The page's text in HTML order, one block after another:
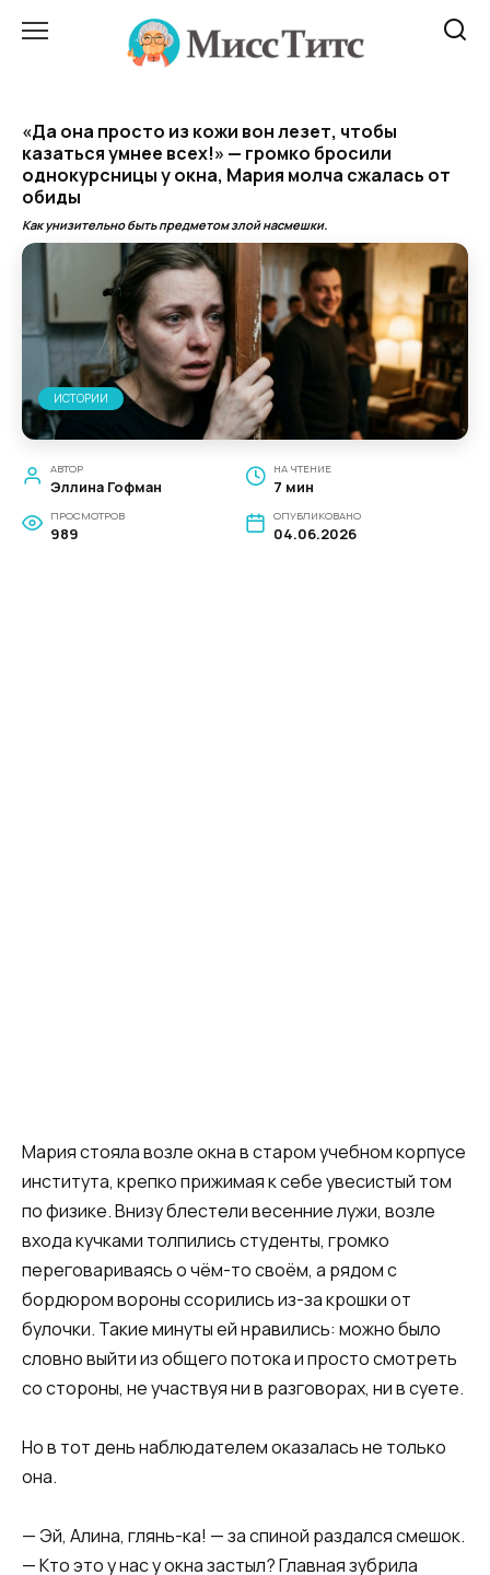
«Да она просто из кожи вон лезет, чтобы
казаться умнее всех!» — громко бросили
однокурсницы у окна, Мария молча сжалась от
обиды
Как унизительно быть предметом злой насмешки.
ИСТОРИИ
АВТОР
Эллина Гофман
НА ЧТЕНИЕ
7 мин
ПРОСМОТРОВ
989
ОПУБЛИКОВАНО
04.06.2026
Мария стояла возле окна в старом учебном корпусе
института, крепко прижимая к себе увесистый том
по физике. Внизу блестели весенние лужи, возле
входа кучками толпились студенты, громко
переговариваясь о чём-то своём, а рядом с
бордюром вороны ссорились из-за крошки от
булочки. Такие минуты ей нравились: можно было
словно выйти из общего потока и просто смотреть
со стороны, не участвуя ни в разговорах, ни в суете.
Но в тот день наблюдателем оказалась не только
она.
— Эй, Алина, глянь-ка! — за спиной раздался смешок.
— Кто это у нас у окна застыл? Главная зубрила